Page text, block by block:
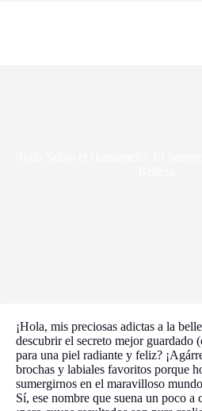
¡Hola, mis preciosas adictas a la
descubrir el secreto mejor guardado
para una piel radiante y feliz?
brochas y labiales favoritos porque
sumergirnos en el maravilloso
Sí, ese nombre que suena un poco a